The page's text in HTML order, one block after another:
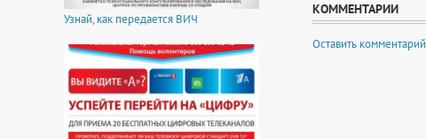
Узнай, как передается ВИЧ
КОММЕНТАРИИ
Оставить комментарий